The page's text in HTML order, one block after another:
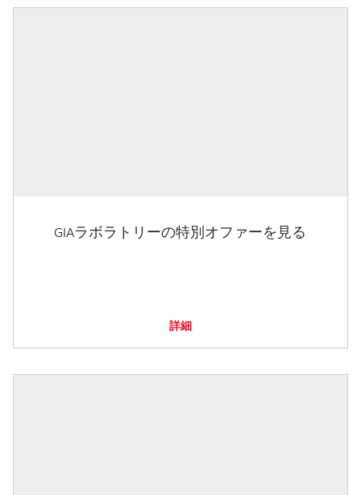
GIAラボラトリーの特別オファーを見る
詳細